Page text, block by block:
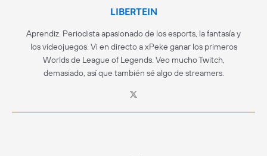
LIBERTEIN
Aprendiz. Periodista apasionado de los esports, la fantasía y
los videojuegos. Vi en directo a xPeke ganar los primeros
Worlds de League of Legends. Veo mucho Twitch,
demasiado, así que también sé algo de streamers.